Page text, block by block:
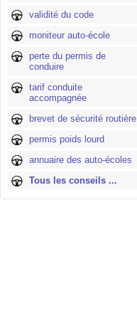
validité du code
moniteur auto-école
perte du permis de
conduire
tarif conduite
accompagnée
brevet de sécurité routière
permis poids lourd
annuaire des auto-écoles
Tous les conseils ...